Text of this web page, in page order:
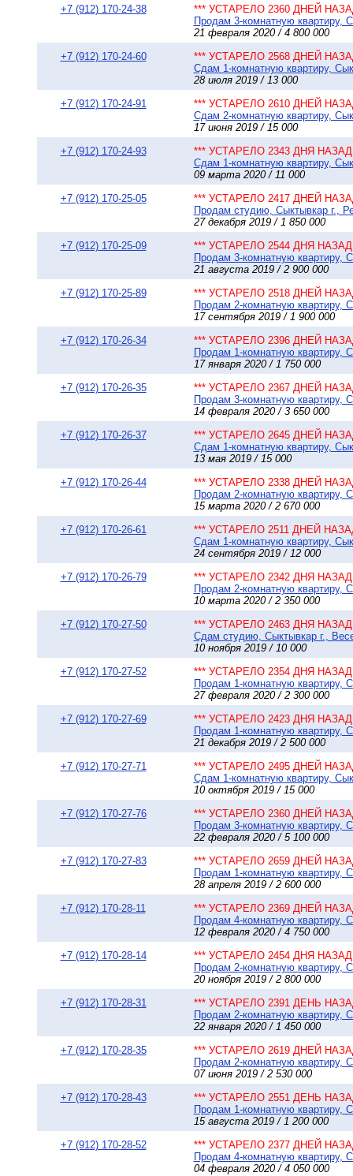
+7 (912) 170-24-38
*** УСТАРЕЛО 2360 ДНЕЙ
Продам 3-комнатную квартиру,
21 февраля 2020 / 4 800 000
+7 (912) 170-24-60
*** УСТАРЕЛО 2568 ДНЕЙ
Сдам 1-комнатную квартиру,
28 июля 2019 / 13 000
+7 (912) 170-24-91
*** УСТАРЕЛО 2610 ДНЕЙ
Сдам 2-комнатную квартиру,
17 июня 2019 / 15 000
+7 (912) 170-24-93
*** УСТАРЕЛО 2343 ДНЯ НАЗАД
Сдам 1-комнатную квартиру,
09 марта 2020 / 11 000
+7 (912) 170-25-05
*** УСТАРЕЛО 2417 ДНЕЙ
Продам студию, Сыктывкар г.,
27 декабря 2019 / 1 850 000
+7 (912) 170-25-09
*** УСТАРЕЛО 2544 ДНЯ НАЗАД
Продам 3-комнатную квартиру,
21 августа 2019 / 2 900 000
+7 (912) 170-25-89
*** УСТАРЕЛО 2518 ДНЕЙ
Продам 2-комнатную квартиру,
17 сентября 2019 / 1 900 000
+7 (912) 170-26-34
*** УСТАРЕЛО 2396 ДНЕЙ
Продам 1-комнатную квартиру,
17 января 2020 / 1 750 000
+7 (912) 170-26-35
*** УСТАРЕЛО 2367 ДНЕЙ
Продам 3-комнатную квартиру,
14 февраля 2020 / 3 650 000
+7 (912) 170-26-37
*** УСТАРЕЛО 2645 ДНЕЙ
Сдам 1-комнатную квартиру,
13 мая 2019 / 15 000
+7 (912) 170-26-44
*** УСТАРЕЛО 2338 ДНЕЙ
Продам 2-комнатную квартиру,
15 марта 2020 / 2 670 000
+7 (912) 170-26-61
*** УСТАРЕЛО 2511 ДНЕЙ
Сдам 1-комнатную квартиру,
24 сентября 2019 / 12 000
+7 (912) 170-26-79
*** УСТАРЕЛО 2342 ДНЯ НАЗАД
Продам 2-комнатную квартиру,
10 марта 2020 / 2 350 000
+7 (912) 170-27-50
*** УСТАРЕЛО 2463 ДНЯ НАЗАД
Сдам студию, Сыктывкар г.,
10 ноября 2019 / 10 000
+7 (912) 170-27-52
*** УСТАРЕЛО 2354 ДНЯ НАЗАД
Продам 1-комнатную квартиру,
27 февраля 2020 / 2 300 000
+7 (912) 170-27-69
*** УСТАРЕЛО 2423 ДНЯ НАЗАД
Продам 1-комнатную квартиру,
21 декабря 2019 / 2 500 000
+7 (912) 170-27-71
*** УСТАРЕЛО 2495 ДНЕЙ
Сдам 1-комнатную квартиру,
10 октября 2019 / 15 000
+7 (912) 170-27-76
*** УСТАРЕЛО 2360 ДНЕЙ
Продам 3-комнатную квартиру,
22 февраля 2020 / 5 100 000
+7 (912) 170-27-83
*** УСТАРЕЛО 2659 ДНЕЙ
Продам 1-комнатную квартиру,
28 апреля 2019 / 2 600 000
+7 (912) 170-28-11
*** УСТАРЕЛО 2369 ДНЕЙ
Продам 4-комнатную квартиру,
12 февраля 2020 / 4 750 000
+7 (912) 170-28-14
*** УСТАРЕЛО 2454 ДНЯ НАЗАД
Продам 2-комнатную квартиру,
20 ноября 2019 / 2 800 000
+7 (912) 170-28-31
*** УСТАРЕЛО 2391 ДЕНЬ
Продам 2-комнатную квартиру,
22 января 2020 / 1 450 000
+7 (912) 170-28-35
*** УСТАРЕЛО 2619 ДНЕЙ
Продам 2-комнатную квартиру,
07 июня 2019 / 2 530 000
+7 (912) 170-28-43
*** УСТАРЕЛО 2551 ДЕНЬ
Продам 1-комнатную квартиру,
15 августа 2019 / 1 200 000
+7 (912) 170-28-52
*** УСТАРЕЛО 2377 ДНЕЙ
Продам 4-комнатную квартиру,
04 февраля 2020 / 4 050 000